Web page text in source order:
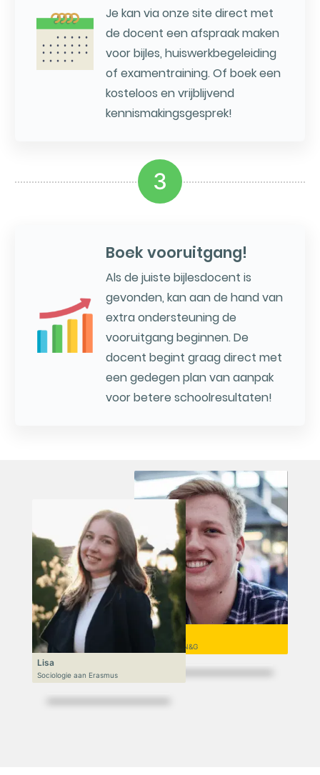
Je kan via onze site direct met
de docent een afspraak maken
voor bijles, huiswerkbegeleiding
of examentraining. Of boek een
kosteloos en vrijblijvend
kennismakingsgesprek!
3
Boek vooruitgang!
Als de juiste bijlesdocent is
gevonden, kan aan de hand van
extra ondersteuning de
vooruitgang beginnen. De
docent begint graag direct met
een gedegen plan van aanpak
voor betere schoolresultaten!
Niek
VWO 6, N&T/N&G
Lisa
Sociologie aan Erasmus